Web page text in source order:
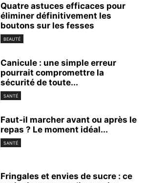
Quatre astuces efficaces pour
éliminer définitivement les
boutons sur les fesses
BEAUTÉ
Canicule : une simple erreur
pourrait compromettre la
sécurité de toute...
SANTÉ
Faut-il marcher avant ou après le
repas ? Le moment idéal...
SANTÉ
Fringales et envies de sucre : ce